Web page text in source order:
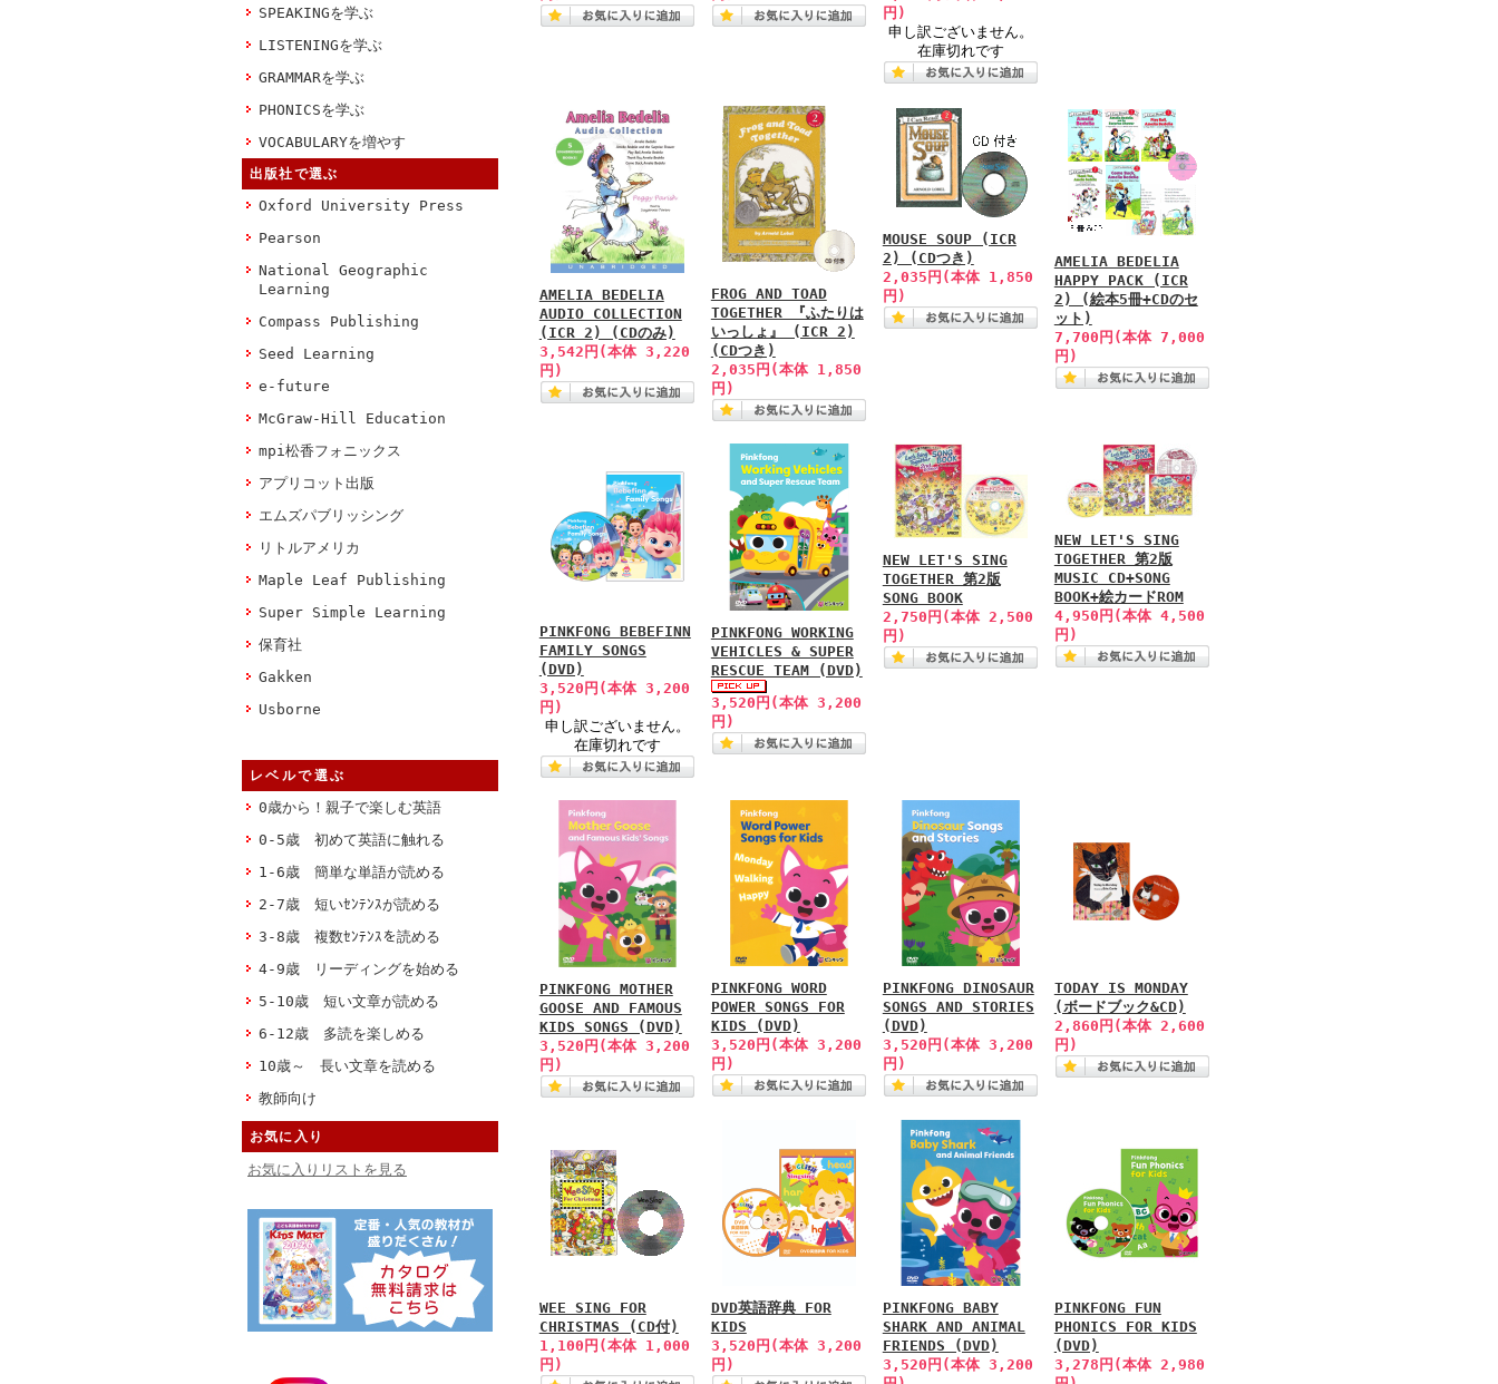
SPEAKINGを学ぶ
LISTENINGを学ぶ
GRAMMARを学ぶ
PHONICSを学ぶ
VOCABULARYを増やす
出版社で選ぶ
Oxford University Press
Pearson
National Geographic
Learning
Compass Publishing
Seed Learning
e-future
McGraw-Hill Education
mpi松香フォニックス
アプリコット出版
エムズパブリッシング
リトルアメリカ
Maple Leaf Publishing
Super Simple Learning
保育社
Gakken
Usborne
レベルで選ぶ
0歳から！親子で楽しむ英語
0-5歳 初めて英語に触れる
1-6歳 簡単な単語が読める
2-7歳 短いｾﾝﾃﾝｽが読める
3-8歳 複数ｾﾝﾃﾝｽを読める
4-9歳 リーディングを始める
5-10歳 短い文章が読める
6-12歳 多読を楽しめる
10歳～ 長い文章を読める
教師向け
お気に入り
お気に入りリストを見る
円)
申し訳ございません。
在庫切れです
AMELIA BEDELIA
AUDIO COLLECTION
(ICR 2) (CDのみ)
3,542円(本体 3,220
円)
FROG AND TOAD
TOGETHER 『ふたりは
いっしょ』 (ICR 2)
(CDつき)
2,035円(本体 1,850
円)
MOUSE SOUP (ICR
2) (CDつき)
2,035円(本体 1,850
円)
AMELIA BEDELIA
HAPPY PACK (ICR
2) (絵本5冊+CDのセ
ット)
7,700円(本体 7,000
円)
PINKFONG BEBEFINN
FAMILY SONGS
(DVD)
3,520円(本体 3,200
円)
申し訳ございません。
在庫切れです
PINKFONG WORKING
VEHICLES & SUPER
RESCUE TEAM (DVD)
3,520円(本体 3,200
円)
NEW LET'S SING
TOGETHER 第2版
SONG BOOK
2,750円(本体 2,500
円)
NEW LET'S SING
TOGETHER 第2版
MUSIC CD+SONG
BOOK+絵カードROM
4,950円(本体 4,500
円)
PINKFONG MOTHER
GOOSE AND FAMOUS
KIDS SONGS (DVD)
3,520円(本体 3,200
円)
PINKFONG WORD
POWER SONGS FOR
KIDS (DVD)
3,520円(本体 3,200
円)
PINKFONG DINOSAUR
SONGS AND STORIES
(DVD)
3,520円(本体 3,200
円)
TODAY IS MONDAY
(ボードブック&CD)
2,860円(本体 2,600
円)
WEE SING FOR
CHRISTMAS (CD付)
1,100円(本体 1,000
円)
DVD英語辞典 FOR
KIDS
3,520円(本体 3,200
円)
PINKFONG BABY
SHARK AND ANIMAL
FRIENDS (DVD)
3,520円(本体 3,200
PINKFONG FUN
PHONICS FOR KIDS
(DVD)
3,278円(本体 2,980